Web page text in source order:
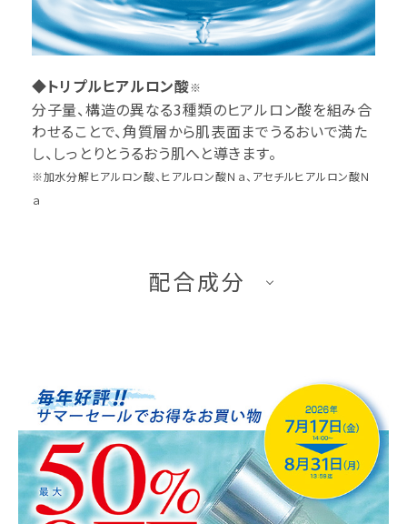
◆トリプルヒアルロン酸※
分子量、構造の異なる3種類のヒアルロン酸を組み合
わせることで、角質層から肌表面までうるおいで満た
し、しっとりとうるおう肌へと導きます。
※加水分解ヒアルロン酸、ヒアルロン酸Ｎａ、アセチルヒアルロン酸Ｎ
ａ
配合成分